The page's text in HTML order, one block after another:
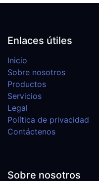
Enlaces útiles
Inicio
Sobre nosotros
Productos
Servicios
Legal
Política de privacidad
Contáctenos
Sobre nosotros